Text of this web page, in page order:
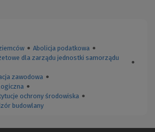
● Abolicja podatkowa ●
dla zarządu jednostki samorządu
●
zawodowa ●
●
ochrony środowiska ●
budowlany